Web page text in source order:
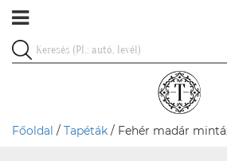
Főoldal / Tapéták / Fehér madár